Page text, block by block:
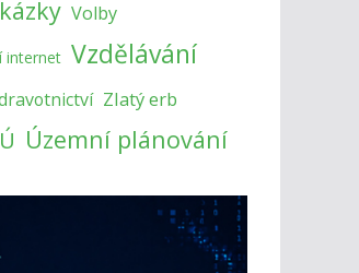
Volby
internet Vzdělávání
Zlatý erb
Územní plánování